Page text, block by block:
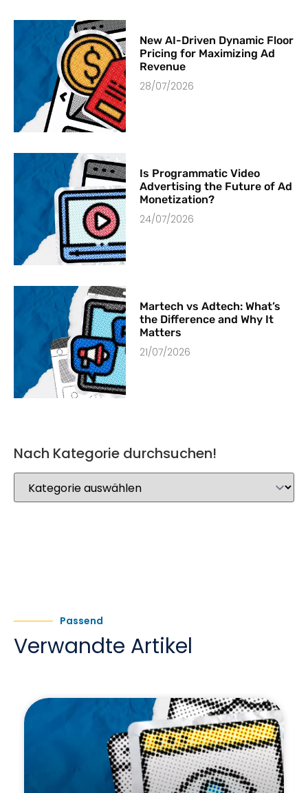
New AI-Driven Dynamic Floor
Pricing for Maximizing Ad
Revenue
28/07/2026
Is Programmatic Video
Advertising the Future of Ad
Monetization?
24/07/2026
Martech vs Adtech: What’s
the Difference and Why It
Matters
21/07/2026
Nach Kategorie durchsuchen!
Passend
Verwandte Artikel